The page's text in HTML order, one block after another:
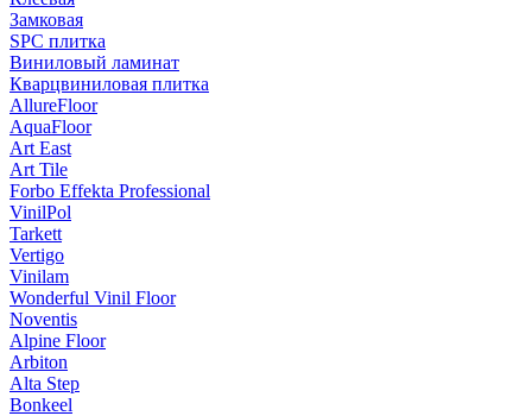
Замковая
SPC плитка
Виниловый ламинат
Кварцвиниловая плитка
AllureFloor
AquaFloor
Art East
Art Tile
Forbo Effekta Professional
VinilPol
Tarkett
Vertigo
Vinilam
Wonderful Vinil Floor
Noventis
Alpine Floor
Arbiton
Alta Step
Bonkeel